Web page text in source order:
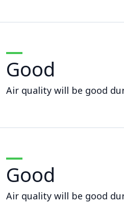
Good
Air quality will be good
Good
Air quality will be good